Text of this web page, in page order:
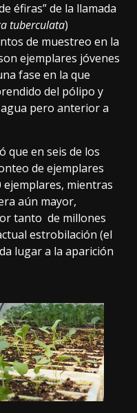
éfiras” de la llamada
tuberculata)
de muestreo en la
ejemplares jóvenes
fase en la que
del pólipo y
pero anterior a
que en seis de los
de ejemplares
ejemplares, mientras
aún mayor,
tanto de millones
estrobilación (el
lugar a la aparición